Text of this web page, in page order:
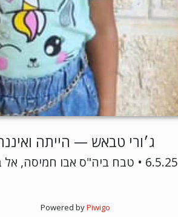
ג׳ורי טבאש — הייתה
6.5.25 • טבח ביה"ס אבו חמיסה, אל בורייג'
Powered byPiwigo